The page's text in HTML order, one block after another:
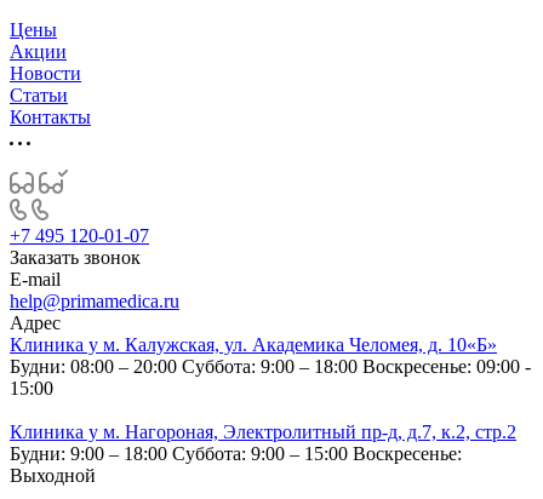
Цены
Акции
Новости
Статьи
Контакты
+7 495 120-01-07
Заказать звонок
E-mail
help@primamedica.ru
Адрес
Клиника у м. Калужская, ул. Академика Челомея, д. 10«Б»
Будни: 08:00 – 20:00 Суббота: 9:00 – 18:00 Воскресенье: 09:00 -
15:00
Клиника у м. Нагороная, Электролитный пр-д, д.7, к.2, стр.2
Будни: 9:00 – 18:00 Суббота: 9:00 – 15:00 Воскресенье:
Выходной